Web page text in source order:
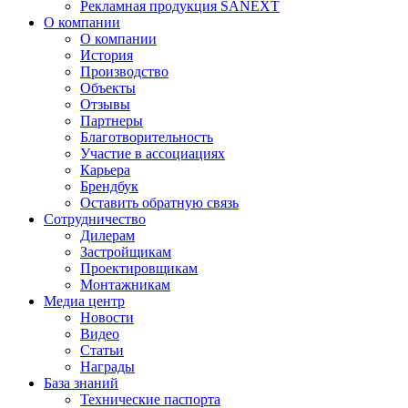
Рекламная продукция SANEXT
О компании
О компании
История
Производство
Объекты
Отзывы
Партнеры
Благотворительность
Участие в ассоциациях
Карьера
Брендбук
Оставить обратную связь
Сотрудничество
Дилерам
Застройщикам
Проектировщикам
Монтажникам
Медиа центр
Новости
Видео
Статьи
Награды
База знаний
Технические паспорта